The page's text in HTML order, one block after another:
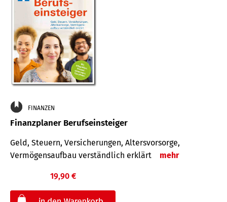
FINANZEN
Finanzplaner Berufseinsteiger
Geld, Steuern, Versicherungen, Altersvorsorge,
Vermögensaufbau verständlich erklärt
mehr
19,90 €